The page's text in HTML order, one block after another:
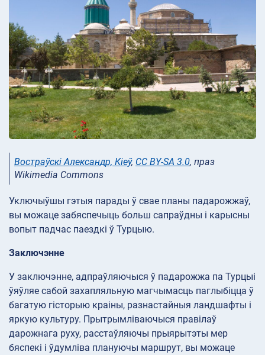
Востраўскі Александр, Кіеў, CC BY-SA 3.0, праз
Wikimedia Commons
Уключыўшы гэтыя парады ў свае планы падарожжаў,
вы можаце забяспечыць больш сапраўдны і карысны
вопыт падчас паездкі ў Турцыю.
Заключэнне
У заключэнне, адпраўляючыся ў падарожжа па Турцыі
ўяўляе сабой захапляльную магчымасць паглыбіцца ў
багатую гісторыю краіны, разнастайныя ландшафты і
яркую культуру. Прытрымліваючыся правілаў
дарожнага руху, расстаўляючы прыярытэты мер
бяспекі і ўдумліва плануючы маршрут, вы можаце